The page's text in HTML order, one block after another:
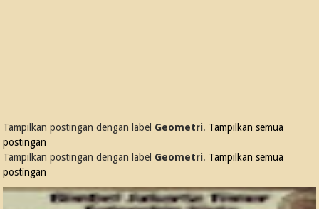
Tampilkan postingan dengan label Geometri. Tampilkan semua
postingan
Tampilkan postingan dengan label Geometri. Tampilkan semua
postingan